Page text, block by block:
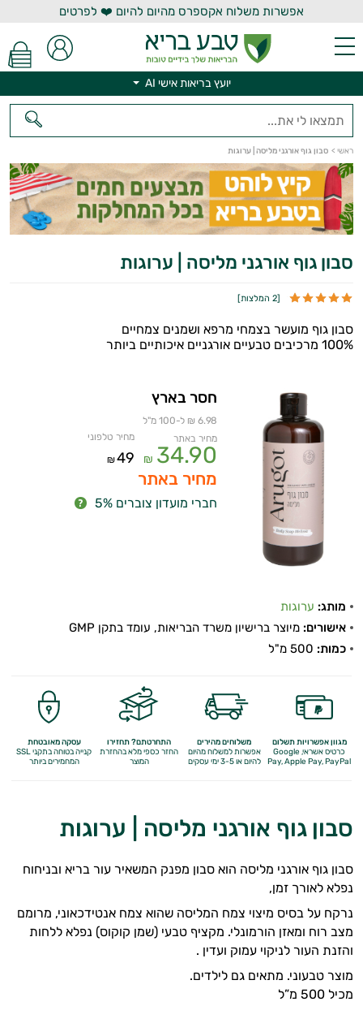
אפשרות משלוח אקספרס מהיום להיום ❤️ לפרטים
יועץ בריאות אישי AI
ראשי > סבון גוף אורגני מליסה | ערוגות
סבון גוף אורגני מליסה | ערוגות
[2 המלצות ]
סבון גוף מועשר בצמחי מרפא ושמנים צמחיים
100% מרכיבים טבעיים אורגניים איכותיים ביותר
חסר בארץ
6.98 ₪ ל-100 מ"ל
מחיר באתר
34.90
₪
מחיר טלפוני
49
₪
מחיר באתר
חברי מועדון צוברים 5%
מותג: ערוגות
אישורים: מיוצר ברישיון משרד הבריאות, עומד בתקן GMP
כמות:
מגוון אפשרויות תשלום
כרטיס אשראי, Google
Pay,Apple Pay, PayPal
משלוחים מהירים
אפשרות למשלוח מהיום
להיום או 3-5 ימי עסקים
התחרטתם? תחזירו
החזר כספי מלאבהחזרת
המוצר
עסקה מאובטחת
קנייה בטוחה בתקני SSL
המחמירים ביותר
סבון גוף אורגני מליסה | ערוגות
סבון גוף אורגני מליסה הוא סבון מפנק המשאיר עור בריא ובניחוח
נפלא לאורך זמן,
נרקח על בסיס מיצוי צמח המליסה שהוא צמח אנטידכאוני, מרומם
מצב רוח ומאזן הורמונלי. מקציף טבעי (שמן קוקוס) נפלא ללחות
והזנת העור לניקוי עמוק ועדין .
מוצר טבעוני. מתאים גם לילדים.
מכיל 500 מ”ל
יועץ בריאות אישי AI